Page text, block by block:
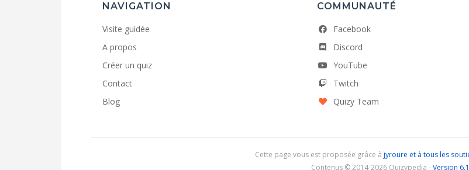
NAVIGATION
Visite guidée
A propos
Créer un quiz
Contact
Blog
COMMUNAUTÉ
Facebook
Discord
YouTube
Twitch
Quizy Team
Cette page vous est proposée grâce à jyroure et à tous les
Contenus © 2014-2026 Quizypedia -Version